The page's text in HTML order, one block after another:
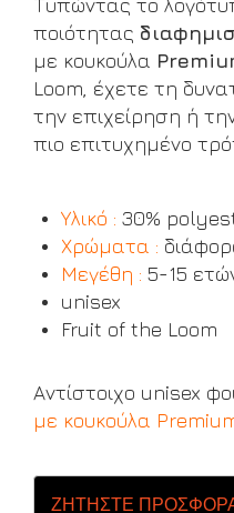
Τυπώντας το
ποιότητας
με κουκούλα
Loom, έχετε τη
την επιχείρηση ή
πιο επιτυχημένο
Υλικό : 30%
Χρώματα :
Μεγέθη : 5-15
unisex
Fruit of the Loom
Αντίστοιχο unisex
με κουκούλα
ΖΗΤΗΣΤΕ